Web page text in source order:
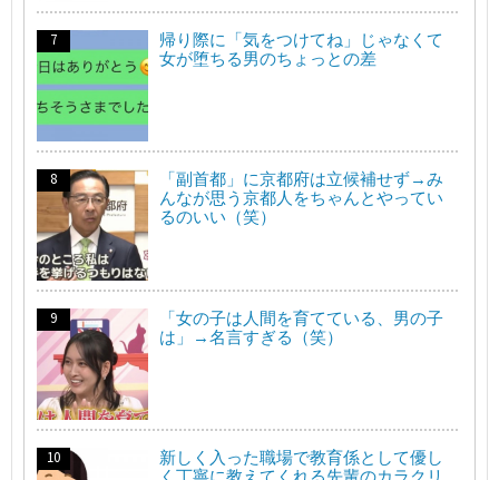
帰り際に「気をつけてね」じゃなくて
女が堕ちる男のちょっとの差
「副首都」に京都府は立候補せず→み
んなが思う京都人をちゃんとやってい
るのいい（笑）
「女の子は人間を育てている、男の子
は」→名言すぎる（笑）
新しく入った職場で教育係として優し